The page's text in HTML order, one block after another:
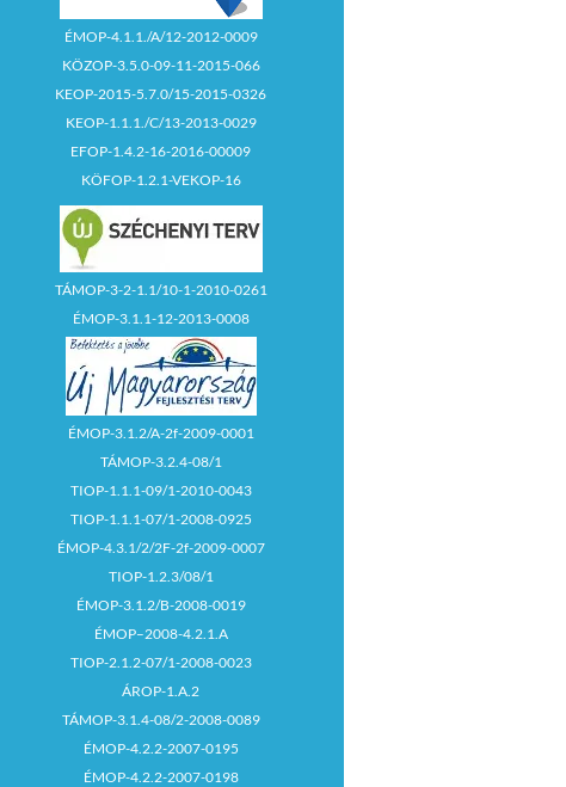
ÉMOP-4.1.1./A/12-2012-0009
KÖZOP-3.5.0-09-11-2015-066
KEOP-2015-5.7.0/15-2015-0326
KEOP-1.1.1./C/13-2013-0029
EFOP-1.4.2-16-2016-00009
KÖFOP-1.2.1-VEKOP-16
TÁMOP-3-2-1.1/10-1-2010-0261
ÉMOP-3.1.1-12-2013-0008
ÉMOP-3.1.2/A-2f-2009-0001
TÁMOP-3.2.4-08/1
TIOP-1.1.1-09/1-2010-0043
TIOP-1.1.1-07/1-2008-0925
ÉMOP-4.3.1/2/2F-2f-2009-0007
TIOP-1.2.3/08/1
ÉMOP-3.1.2/B-2008-0019
ÉMOP–2008-4.2.1.A
TIOP-2.1.2-07/1-2008-0023
ÁROP-1.A.2
TÁMOP-3.1.4-08/2-2008-0089
ÉMOP-4.2.2-2007-0195
ÉMOP-4.2.2-2007-0198